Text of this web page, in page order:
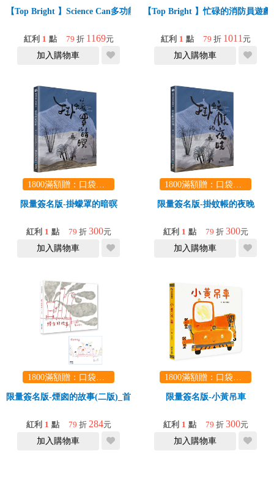
【Top Bright 】Science Can多功能望遠鏡(科學實驗/邏輯思維/觀察分
紅利 1 點 79 折 1169元
加入購物車
【Top Bright 】忙碌的消防員遊
紅利 1 點 79 折 1011 元
加入購物車
1800滿額贈：口袋玩具一份（隨機出貨） (summer read)
限量簽名版-掛蠓罩的暗暝
紅利 1 點 79 折 300元
加入購物車
1800滿額贈：口袋玩具一份（隨機出貨） (summer read)
限量簽名版-掛蚊帳的夜晚
紅利 1 點 79 折 300元
加入購物車
1800滿額贈：口袋玩具一份（隨機出貨） (summer read)
限量簽名版-煙囪的故事(二版)_首刷贈作者簽名海報
紅利 1 點 79 折 284元
加入購物車
1800滿額贈：口袋玩具一份（隨機出貨） (summer read)
限量簽名版-小黃吊車
紅利 1 點 79 折 300元
加入購物車